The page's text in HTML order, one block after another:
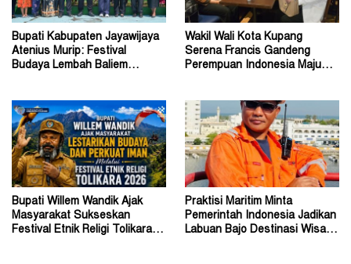
Bupati Kabupaten Jayawijaya
Atenius Murip: Festival
Budaya Lembah Baliem
Wakil Wali Kota Kupang
Serena Francis Gandeng
Perempuan Indonesia Maju
Bupati Willem Wandik Ajak
Masyarakat Sukseskan
Festival Etnik Religi Tolikara
Praktisi Maritim Minta
Pemerintah Indonesia Jadikan
Labuan Bajo Destinasi Wisata